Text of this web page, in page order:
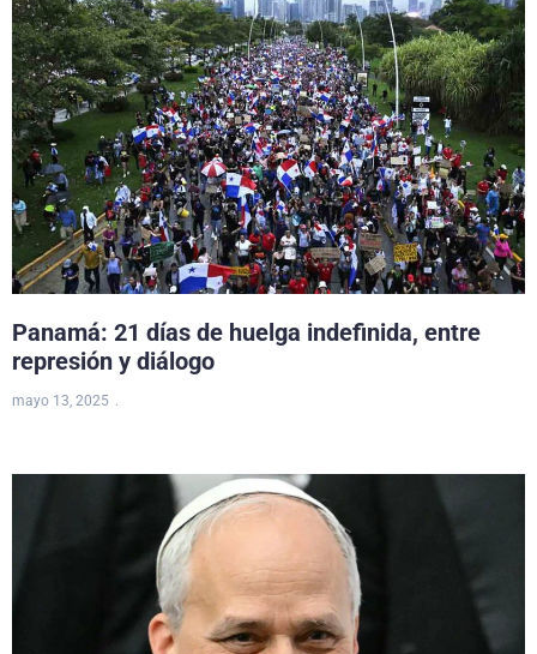
Panamá: 21 días de huelga indefinida, entre
represión y diálogo
mayo 13, 2025